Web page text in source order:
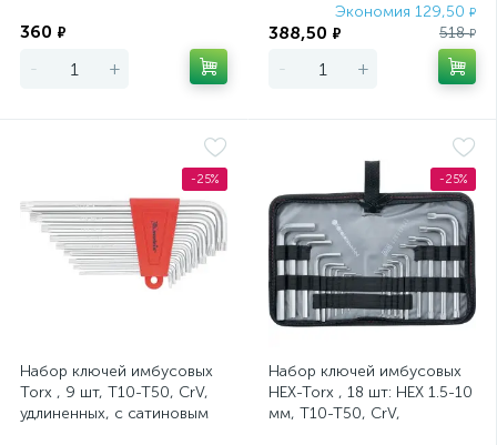
360 ₽
- +
Экономия 129,50 ₽
388,50 ₽ 518₽
- +
-25%
Набор ключей имбусовых
Torx , 9 шт, T10-T50, CrV,
удлиненных, с сатиновым
-25%
Набор ключей имбусовых
HEX-Torx , 18 шт: HEX 1.5-10
мм, T10-T50, CrV,